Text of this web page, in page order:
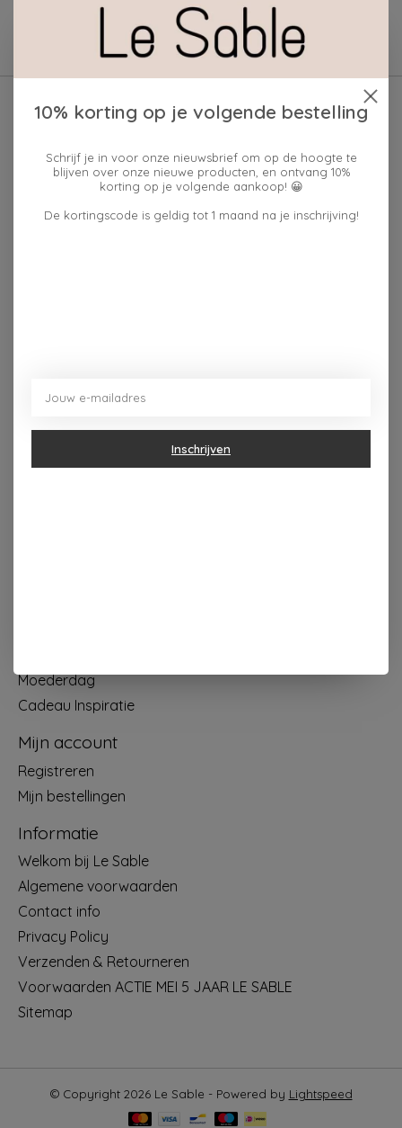
Moederdag
Cadeau Inspiratie
Mijn account
Registreren
Mijn bestellingen
Informatie
Welkom bij Le Sable
Algemene voorwaarden
Contact info
Privacy Policy
Verzenden & Retourneren
Voorwaarden ACTIE MEI 5 JAAR LE SABLE
Sitemap
© Copyright 2026 Le Sable - Powered by Lightspeed
10% korting op je volgende bestelling
Schrijf je in voor onze nieuwsbrief om op de hoogte te
blijven over onze nieuwe producten, en ontvang 10%
korting op je volgende aankoop! 😀
De kortingscode is geldig tot 1 maand na je inschrijving!
Inschrijven